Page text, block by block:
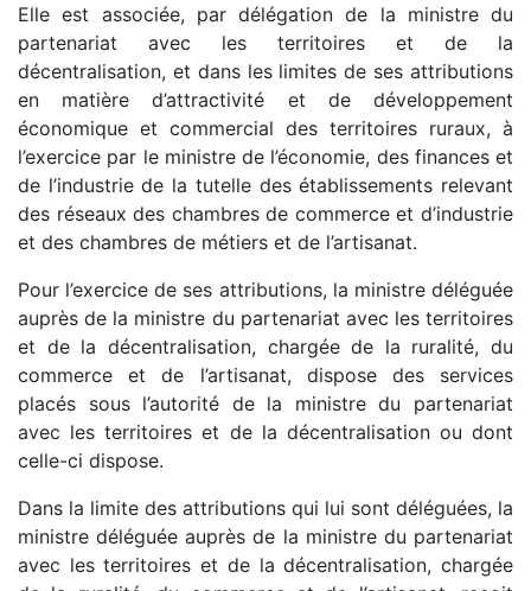
Elle est associée, par délégation de la ministre du
partenariat avec les territoires et de la
décentralisation, et dans les limites de ses attributions
en matière d’attractivité et de développement
économique et commercial des territoires ruraux, à
l’exercice par le ministre de l’économie, des finances et
de l’industrie de la tutelle des établissements relevant
des réseaux des chambres de commerce et d’industrie
et des chambres de métiers et de l’artisanat.
Pour l’exercice de ses attributions, la ministre déléguée
auprès de la ministre du partenariat avec les territoires
et de la décentralisation, chargée de la ruralité, du
commerce et de l’artisanat, dispose des services
placés sous l’autorité de la ministre du partenariat
avec les territoires et de la décentralisation ou dont
celle-ci dispose.
Dans la limite des attributions qui lui sont déléguées, la
ministre déléguée auprès de la ministre du partenariat
avec les territoires et de la décentralisation, chargée